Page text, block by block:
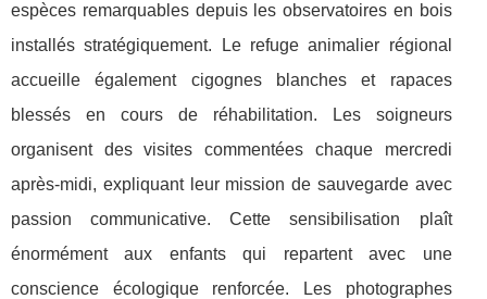
espèces remarquables depuis les observatoires en bois
installés stratégiquement. Le refuge animalier régional
accueille également cigognes blanches et rapaces
blessés en cours de réhabilitation. Les soigneurs
organisent des visites commentées chaque mercredi
après-midi, expliquant leur mission de sauvegarde avec
passion communicative. Cette sensibilisation plaît
énormément aux enfants qui repartent avec une
conscience écologique renforcée. Les photographes